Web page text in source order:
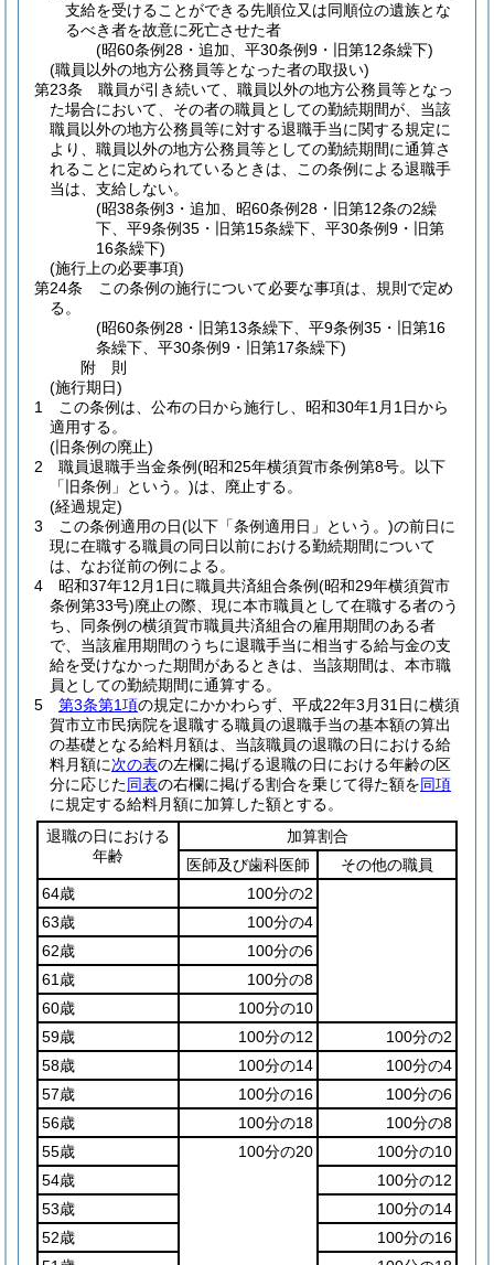
支給を受けることができる先順位又は同順位の遺族とな
るべき者を故意に死亡させた者
(昭60条例28・追加、平30条例9・旧第12条繰下)
(職員以外の地方公務員等となった者の取扱い)
第23条
職員が引き続いて、職員以外の地方公務員等となっ
た場合において、その者の職員としての勤続期間が、当該
職員以外の地方公務員等に対する退職手当に関する規定に
より、職員以外の地方公務員等としての勤続期間に通算さ
れることに定められているときは、この条例による退職手
当は、支給しない。
(昭38条例3・追加、昭60条例28・旧第12条の2繰
下、平9条例35・旧第15条繰下、平30条例9・旧第
16条繰下)
(施行上の必要事項)
第24条
この条例の施行について必要な事項は、規則で定め
る。
(昭60条例28・旧第13条繰下、平9条例35・旧第16
条繰下、平30条例9・旧第17条繰下)
附 則
(施行期日)
1
この条例は、公布の日から施行し、昭和30年1月1日から
適用する。
(旧条例の廃止)
2
職員退職手当金条例(昭和25年横須賀市条例第8号。以下
「旧条例」という。)は、廃止する。
(経過規定)
3
この条例適用の日(以下「条例適用日」という。)の前日に
現に在職する職員の同日以前における勤続期間について
は、なお従前の例による。
4
昭和37年12月1日に職員共済組合条例(昭和29年横須賀市
条例第33号)廃止の際、現に本市職員として在職する者のう
ち、同条例の横須賀市職員共済組合の雇用期間のある者
で、当該雇用期間のうちに退職手当に相当する給与金の支
給を受けなかった期間があるときは、当該期間は、本市職
員としての勤続期間に通算する。
5
第3条第1項の規定にかかわらず、平成22年3月31日に横須
賀市立市民病院を退職する職員の退職手当の基本額の算出
の基礎となる給料月額は、当該職員の退職の日における給
料月額に次の表の左欄に掲げる退職の日における年齢の区
分に応じた同表の右欄に掲げる割合を乗じて得た額を同項
に規定する給料月額に加算した額とする。
退職の日における
年齢
加算割合
医師及び歯科医師
その他の職員
64歳
100分の2
63歳
100分の4
62歳
100分の6
61歳
100分の8
60歳
100分の10
59歳
100分の12
100分の2
58歳
100分の14
100分の4
57歳
100分の16
100分の6
56歳
100分の18
100分の8
55歳
100分の20
100分の10
54歳
100分の12
53歳
100分の14
52歳
100分の16